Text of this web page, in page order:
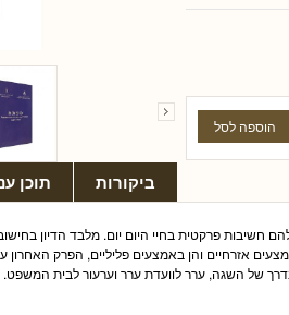
תוכן ביקורות
חשיבות פרקטית בחיי היום יום. מלבד הדיון
אזרחיים והן באמצעים פליליים, הפרק האחרון
של השגה, ערר לוועדת ערר וערעור לבית המשפט.